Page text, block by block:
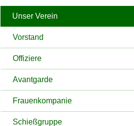
Unser Verein
Vorstand
Offiziere
Avantgarde
Frauenkompanie
Schießgruppe